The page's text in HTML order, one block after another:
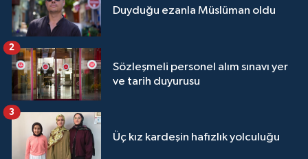
Duyduğu ezanla Müslüman oldu
Sözleşmeli personel alım sınavı yer
ve tarih duyurusu
2
Üç kız kardeşin hafızlık yolculuğu
3
Sivas Müftülüğü
Şanlıurfa Müftülüğü
Şırnak Müftülüğü
Tekirdağ Müftülüğü